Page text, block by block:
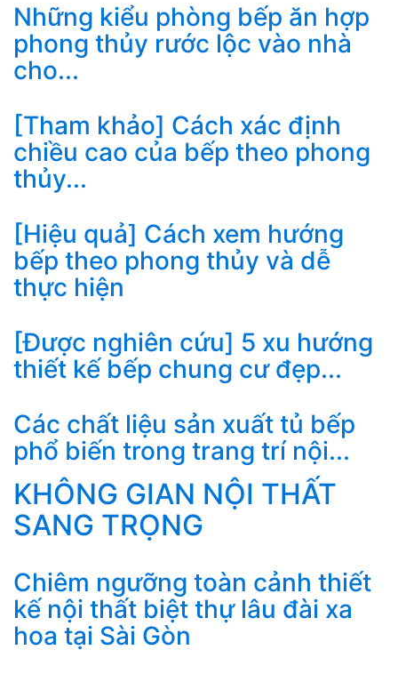
Những kiểu phòng bếp ăn hợp
phong thủy rước lộc vào nhà
cho...
[Tham khảo] Cách xác định
chiều cao của bếp theo phong
thủy...
[Hiệu quả] Cách xem hướng
bếp theo phong thủy và dễ
thực hiện
[Được nghiên cứu] 5 xu hướng
thiết kế bếp chung cư đẹp...
Các chất liệu sản xuất tủ bếp
phổ biến trong trang trí nội...
KHÔNG GIAN NỘI THẤT
SANG TRỌNG
Chiêm ngưỡng toàn cảnh thiết
kế nội thất biệt thự lâu đài xa
hoa tại Sài Gòn